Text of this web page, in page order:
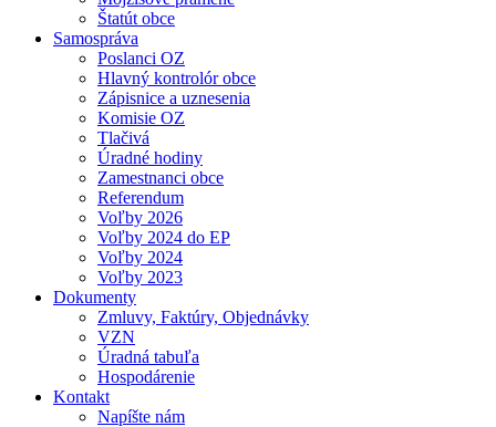
Štatút obce
Samospráva
Poslanci OZ
Hlavný kontrolór obce
Zápisnice a uznesenia
Komisie OZ
Tlačivá
Úradné hodiny
Zamestnanci obce
Referendum
Voľby 2026
Voľby 2024 do EP
Voľby 2024
Voľby 2023
Dokumenty
Zmluvy, Faktúry, Objednávky
VZN
Úradná tabuľa
Hospodárenie
Kontakt
Napíšte nám